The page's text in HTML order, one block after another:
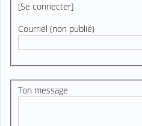
[Se connecter]
Courriel (non publié)
Ton message